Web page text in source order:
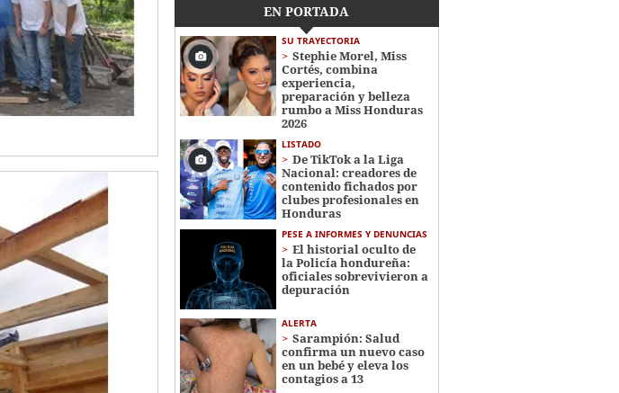
EN PORTADA
SU TRAYECTORIA
Stephie Morel, Miss
Cortés, combina
experiencia,
preparación y belleza
rumbo a Miss Honduras
2026
LISTADO
De TikTok a la Liga
Nacional: creadores de
contenido fichados por
clubes profesionales en
Honduras
PESE A INFORMES Y DENUNCIAS
El historial oculto de
la Policía hondureña:
oficiales sobrevivieron a
depuración
ALERTA
Sarampión: Salud
confirma un nuevo caso
en un bebé y eleva los
contagios a 13